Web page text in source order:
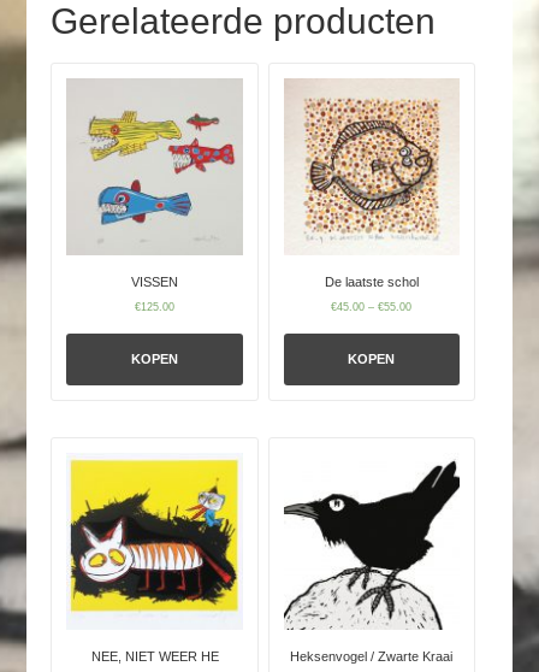
Gerelateerde producten
VISSEN
€125.00
KOPEN
De laatste schol
€45.00 –€55.00
KOPEN
NEE, NIET WEER HE Heksenvogel / Zwarte Kraai